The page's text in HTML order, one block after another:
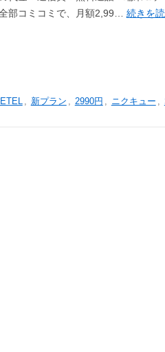
部コミコミで、月額2,99… 続きを
, 新プラン , 2990円 , ニクキュー ,